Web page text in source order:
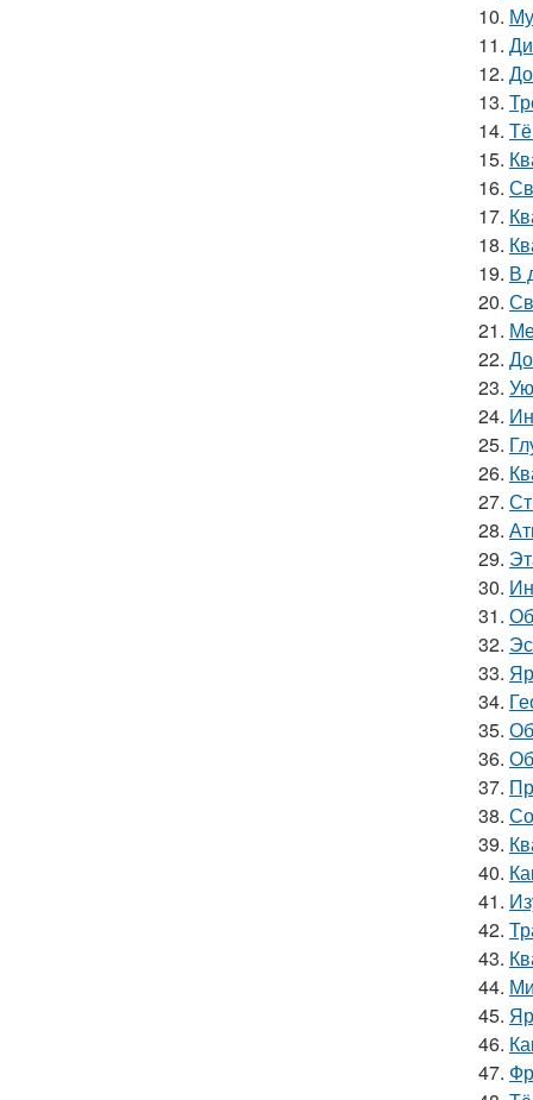
10.
11.
12.
13.
14.
15.
16.
17.
18.
19. В
20.
21.
22.
23.
24.
25.
26.
27.
28.
29.
30.
31.
32.
33.
34.
35.
36.
37.
38.
39.
40.
41.
42.
43.
44.
45.
46.
47.